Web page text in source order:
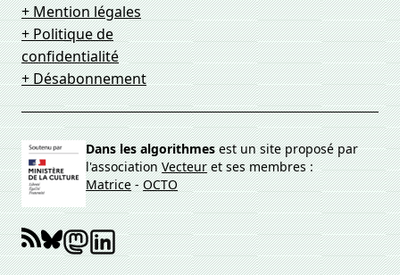
+ Mention légales
+ Politique de
confidentialité
+ Désabonnement
Dans les algorithmesest un site proposé par
l'associationVecteuret ses membres :
Matrice-OCTO